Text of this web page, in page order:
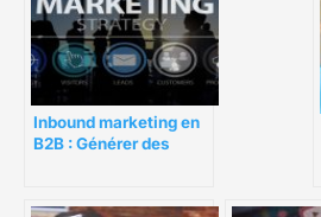
Inbound marketing en
B2B : Générer des